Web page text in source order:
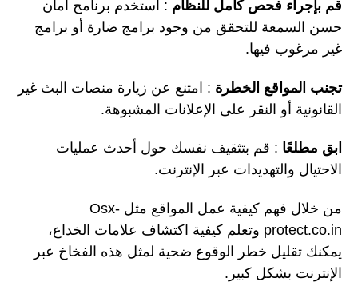
قم بإجراء فحص كامل للنظام : استخدم برنامج أمان
حسن السمعة للتحقق من وجود برامج ضارة أو برامج
غير مرغوب فيها.
تجنب المواقع الخطرة : امتنع عن زيارة منصات البث غير
القانونية أو النقر على الإعلانات المشبوهة.
ابق مطلعًا : قم بتثقيف نفسك حول أحدث عمليات
الاحتيال والتهديدات عبر الإنترنت.
من خلال فهم كيفية عمل المواقع مثل Osx-
protect.co.in وتعلم كيفية اكتشاف علامات الخداع،
يمكنك تقليل خطر الوقوع ضحية لمثل هذه الفخاخ عبر
الإنترنت بشكل كبير.